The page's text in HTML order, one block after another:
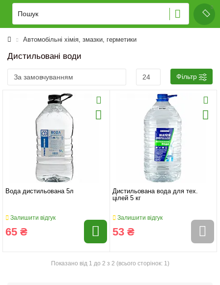
Автомобільні хімія, змазки, герметики
Дистильовані води
Фільтр
Вода дистильована 5л
Залишити відгук
65 ₴
Дистильована вода для тех.
цілей 5 кг
Залишити відгук
53 ₴
Показано від 1 до 2 з 2 (всього сторінок: 1)